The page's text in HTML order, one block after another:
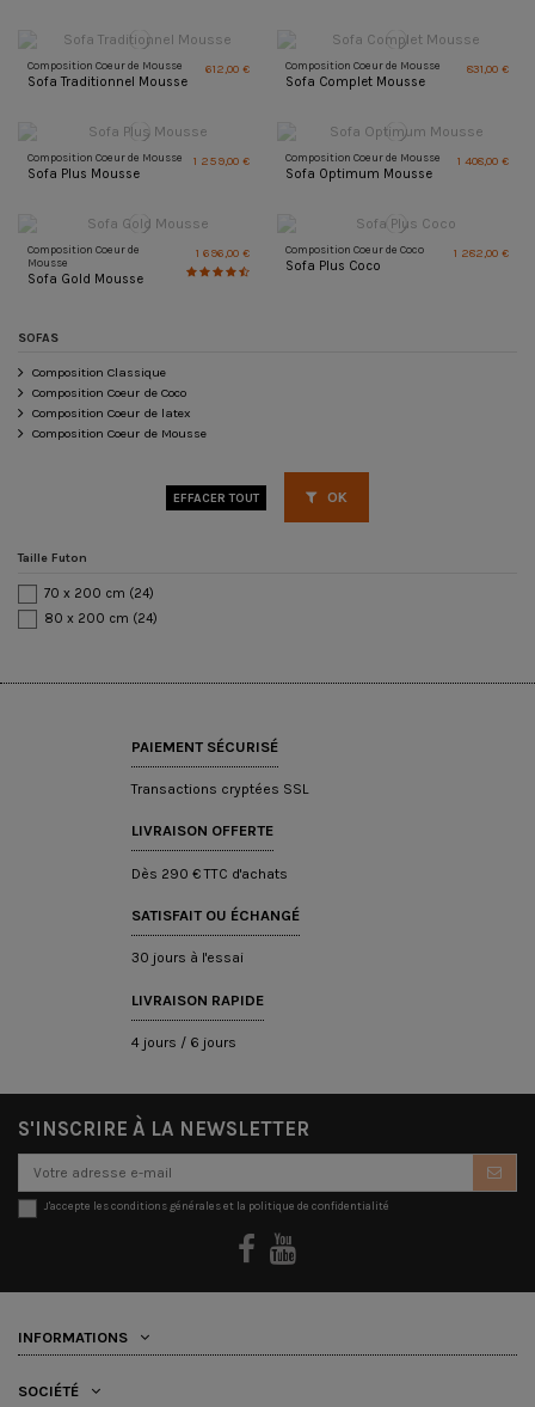
Composition Coeur de Mousse
Sofa Traditionnel Mousse
612,00 € Composition Coeur de Mousse
Sofa Complet Mousse
831,00 €
Composition Coeur de Mousse
Sofa Plus Mousse
1 259,00 € Composition Coeur de Mousse
Sofa Optimum Mousse
1 408,00 €
Composition Coeur de
Mousse
Sofa Gold Mousse
1 696,00 € Composition Coeur de Coco
Sofa Plus Coco
1 282,00 €
SOFAS
Composition Classique
Composition Coeur de Coco
Composition Coeur de latex
Composition Coeur de Mousse
EFFACER TOUT OK
Taille Futon
70 x 200 cm (24)
80 x 200 cm (24)
PAIEMENT SÉCURISÉ
Transactions cryptées SSL
LIVRAISON OFFERTE
Dès 290 € TTC d'achats
SATISFAIT OU ÉCHANGÉ
30 jours à l'essai
LIVRAISON RAPIDE
4 jours / 6 jours
S'INSCRIRE À LA NEWSLETTER
J'accepte les conditions générales et la politique de confidentialité
INFORMATIONS
SOCIÉTÉ